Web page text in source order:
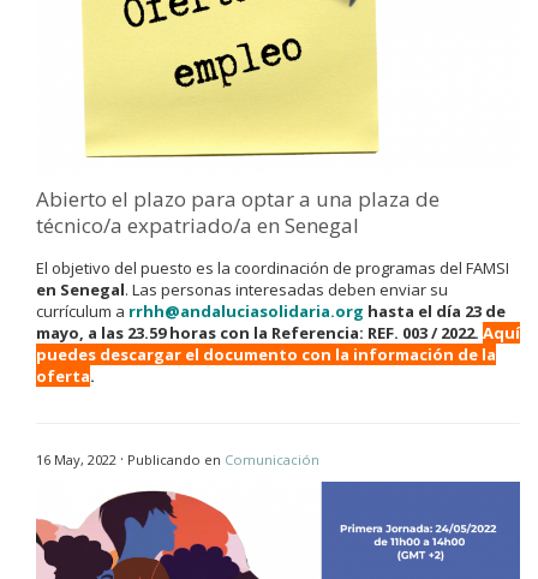
Abierto el plazo para optar a una plaza de
técnico/a expatriado/a en Senegal
El objetivo del puesto es la coordinación de programas del FAMSI
en Senegal. Las personas interesadas deben enviar su
currículum a rrhh@andaluciasolidaria.org hasta el día 23 de
mayo, a las 23.59 horas con la Referencia: REF. 003 / 2022. Aquí
puedes descargar el documento con la información de la
oferta.
16 May, 2022 · Publicando en Comunicación